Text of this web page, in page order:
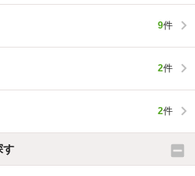
9件
2件
2件
す